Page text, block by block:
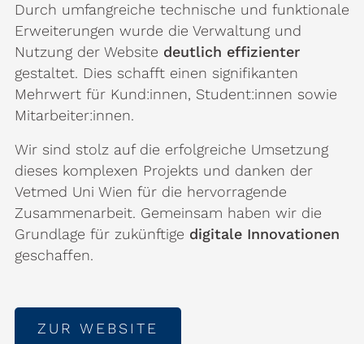
Durch umfangreiche technische und funktionale
Erweiterungen wurde die Verwaltung und
Nutzung der Website deutlich effizienter
gestaltet. Dies schafft einen signifikanten
Mehrwert für Kund:innen, Student:innen sowie
Mitarbeiter:innen.
Wir sind stolz auf die erfolgreiche Umsetzung
dieses komplexen Projekts und danken der
Vetmed Uni Wien für die hervorragende
Zusammenarbeit. Gemeinsam haben wir die
Grundlage für zukünftige digitale Innovationen
geschaffen.
ZUR WEBSITE